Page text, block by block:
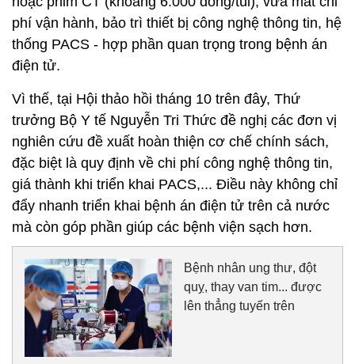
phí vận hành, bảo trì thiết bị công nghệ thông tin, hệ
thống PACS - hợp phần quan trọng trong bệnh án
điện tử.
Vì thế, tại Hội thảo hồi tháng 10 trên đây, Thứ
trưởng Bộ Y tế Nguyễn Tri Thức đề nghị các đơn vị
nghiên cứu đề xuất hoàn thiện cơ chế chính sách,
đặc biệt là quy định về chi phí công nghệ thông tin,
giá thành khi triển khai PACS,... Điều này không chỉ
đẩy nhanh triển khai bệnh án điện tử trên cả nước
mà còn góp phần giúp các bệnh viện sạch hơn.
Bệnh nhân ung thư, đột
quỵ, thay van tim... được
lên thẳng tuyến trên